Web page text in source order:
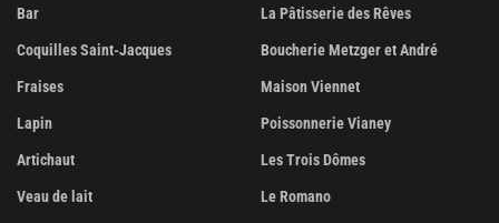
Bar
Coquilles Saint-Jacques
Fraises
Lapin
Artichaut
Veau de lait
La Pâtisserie des Rêves
Boucherie Metzger et André
Maison Viennet
Poissonnerie Vianey
Les Trois Dômes
Le Romano